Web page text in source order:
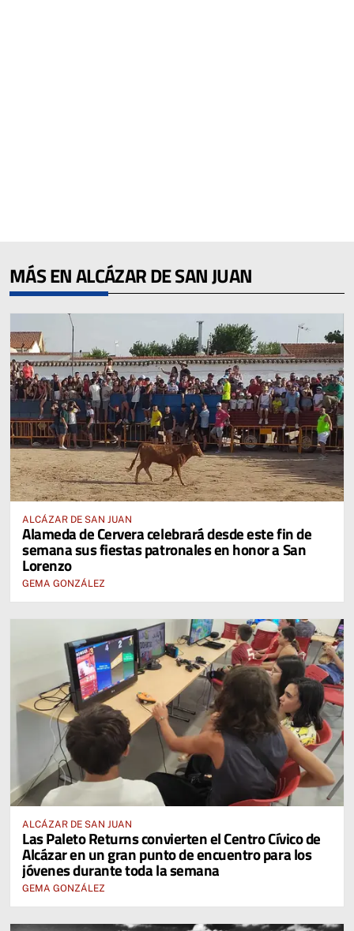
MÁS EN ALCÁZAR DE SAN JUAN
ALCÁZAR DE SAN JUAN
Alameda de Cervera celebrará desde este fin de
semana sus fiestas patronales en honor a San
Lorenzo
GEMA GONZÁLEZ
ALCÁZAR DE SAN JUAN
Las Paleto Returns convierten el Centro Cívico de
Alcázar en un gran punto de encuentro para los
jóvenes durante toda la semana
GEMA GONZÁLEZ